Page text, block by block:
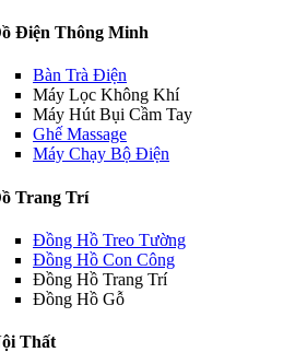
Điện Thông Minh
Bàn Trà Điện
Máy Lọc Không Khí
Máy Hút Bụi Cầm Tay
Ghế Massage
Máy Chạy Bộ Điện
Trang Trí
Đồng Hồ Treo Tường
Đồng Hồ Con Công
Đồng Hồ Trang Trí
Đồng Hồ Gỗ
Thất